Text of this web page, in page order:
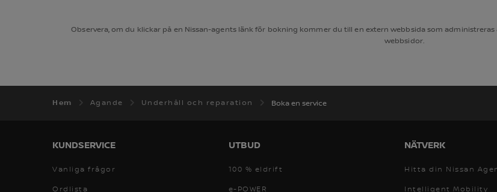
Observera, om du klickar på en Nissan-agents länk för bokning kommer du till en extern webbsida som
webbsidor.
Hem Agande Underhåll och reparation Boka en service
KUNDSERVICE
Vanliga frågor
Ordlista
UTBUD
100 % eldrift
e-POWER
NÄTVERK
Hitta din Nissan
Intelligent Mobility